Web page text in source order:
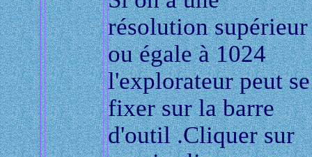
résolution supérieur
ou égale à 1024
l'explorateur peut se
fixer sur la barre
d'outil .Cliquer sur